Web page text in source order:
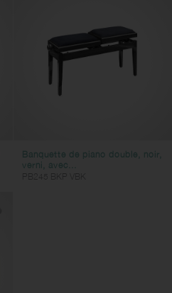
Banquette de piano double, noir,
verni, avec...